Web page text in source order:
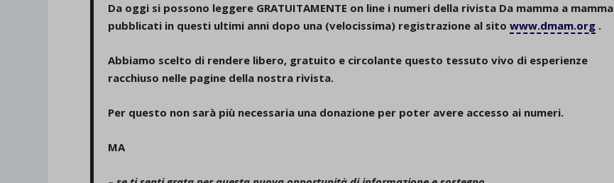
Da oggi si possono leggere GRATUITAMENTE on line i numeri della rivista Da mamma a mamma
pubblicati in questi ultimi anni dopo una (velocissima) registrazione al sitowww.dmam.org .
Abbiamo scelto di rendere libero, gratuito e circolante questo tessuto vivo di esperienze
racchiuso nelle pagine della nostra rivista.
Per questo non sarà più necessaria una donazione per poter avere accesso ai numeri.
MA